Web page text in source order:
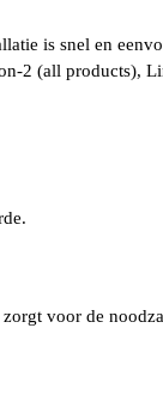
is snel en
2 (all products),
voor de